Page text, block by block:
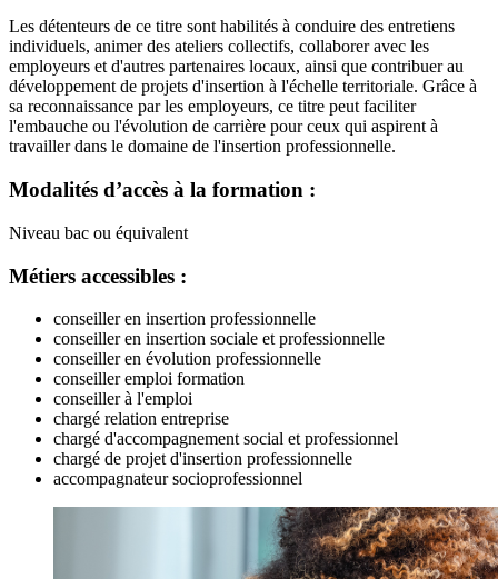
Les détenteurs de ce titre sont habilités à conduire des entretiens
individuels, animer des ateliers collectifs, collaborer avec les
employeurs et d'autres partenaires locaux, ainsi que contribuer au
développement de projets d'insertion à l'échelle territoriale. Grâce à
sa reconnaissance par les employeurs, ce titre peut faciliter
l'embauche ou l'évolution de carrière pour ceux qui aspirent à
travailler dans le domaine de l'insertion professionnelle.
Modalités d’accès à la formation :
Niveau bac ou équivalent
Métiers accessibles :
conseiller en insertion professionnelle
conseiller en insertion sociale et professionnelle
conseiller en évolution professionnelle
conseiller emploi formation
conseiller à l'emploi
chargé relation entreprise
chargé d'accompagnement social et professionnel
chargé de projet d'insertion professionnelle
accompagnateur socioprofessionnel